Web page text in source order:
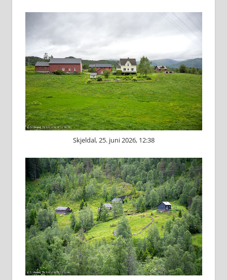
Skjeldal, 25. juni 2026, 12:38